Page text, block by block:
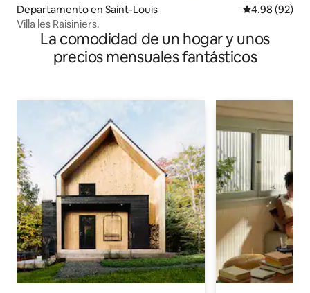
Departamento en Saint-Louis Calificación
4.98 (92)
Villa les Raisiniers.
La comodidad de un hogar y unos
precios mensuales fantásticos